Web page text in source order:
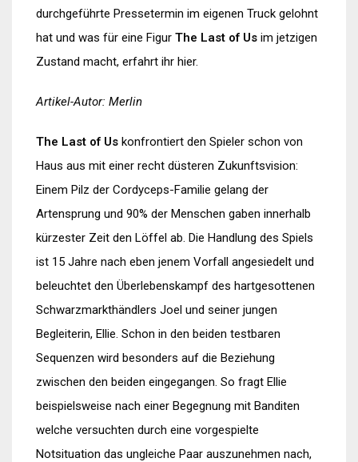
durchgeführte Pressetermin im eigenen Truck gelohnt
hat und was für eine Figur The Last of Us im jetzigen
Zustand macht, erfahrt ihr hier.
Artikel-Autor: Merlin
The Last of Us konfrontiert den Spieler schon von
Haus aus mit einer recht düsteren Zukunftsvision:
Einem Pilz der Cordyceps-Familie gelang der
Artensprung und 90% der Menschen gaben innerhalb
kürzester Zeit den Löffel ab. Die Handlung des Spiels
ist 15 Jahre nach eben jenem Vorfall angesiedelt und
beleuchtet den Überlebenskampf des hartgesottenen
Schwarzmarkthändlers Joel und seiner jungen
Begleiterin, Ellie. Schon in den beiden testbaren
Sequenzen wird besonders auf die Beziehung
zwischen den beiden eingegangen. So fragt Ellie
beispielsweise nach einer Begegnung mit Banditen
welche versuchten durch eine vorgespielte
Notsituation das ungleiche Paar auszunehmen nach,